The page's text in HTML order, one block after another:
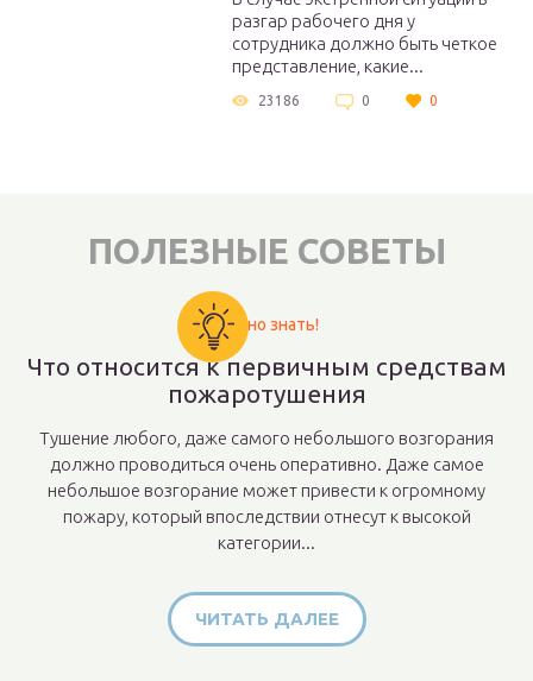
разгар рабочего дня у
сотрудника должно быть четкое
представление, какие...
23186 0 0
ПОЛЕЗНЫЕ СОВЕТЫ
Важно знать!
Что относится к первичным средствам
пожаротушения
Тушение любого, даже самого небольшого возгорания
должно проводиться очень оперативно. Даже самое
небольшое возгорание может привести к огромному
пожару, который впоследствии отнесут к высокой
категории...
ЧИТАТЬ ДАЛЕЕ